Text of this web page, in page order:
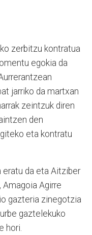
zerbitzu kontratua
egokia da
jarriko da martxan
zeintzuk diren
den
eta kontratu
eratu da eta Aitziber
Amagoia Agirre
gazteria zinegotzia
gaztelekuko
hori.